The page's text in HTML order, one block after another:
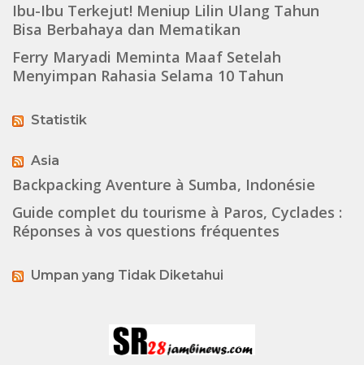
Ibu-Ibu Terkejut! Meniup Lilin Ulang Tahun
Bisa Berbahaya dan Mematikan
Ferry Maryadi Meminta Maaf Setelah
Menyimpan Rahasia Selama 10 Tahun
Statistik
Asia
Backpacking Aventure à Sumba, Indonésie
Guide complet du tourisme à Paros, Cyclades :
Réponses à vos questions fréquentes
Umpan yang Tidak Diketahui